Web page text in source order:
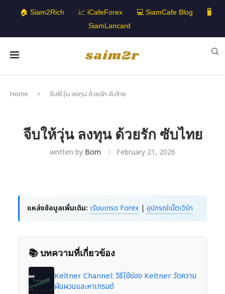
🏠 Siam2Rich 📈 iCafeForex 💻 SiamCafe Blog
🖥️
SiamLancard
Home จีบให้วุ่น ลงทุน ด้วยรัก ซับไทย
จีบให้วุ่น ลงทุน ด้วยรัก ซับไทย
written by Bom February 21, 2026
แหล่งข้อมูลเพิ่มเติม: เรียนเทรด Forex | อุปกรณ์เน็ตเวิร์ก
📚 บทความที่เกี่ยวข้อง
Keltner Channel: วิธีใช้ช่อง Keltner วัดความ
ผันผวนและหาเทรนด์